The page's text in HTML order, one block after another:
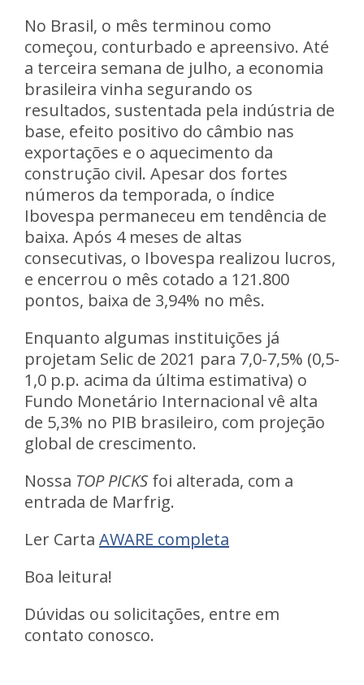
No Brasil, o mês terminou como
começou, conturbado e apreensivo. Até
a terceira semana de julho, a economia
brasileira vinha segurando os
resultados, sustentada pela indústria de
base, efeito positivo do câmbio nas
exportações e o aquecimento da
construção civil. Apesar dos fortes
números da temporada, o índice
Ibovespa permaneceu em tendência de
baixa. Após 4 meses de altas
consecutivas, o Ibovespa realizou lucros,
e encerrou o mês cotado a 121.800
pontos, baixa de 3,94% no mês.
Enquanto algumas instituições já
projetam Selic de 2021 para 7,0-7,5% (0,5-
1,0 p.p. acima da última estimativa) o
Fundo Monetário Internacional vê alta
de 5,3% no PIB brasileiro, com projeção
global de crescimento.
Nossa TOP PICKS foi alterada, com a
entrada de Marfrig.
Ler Carta AWARE completa
Boa leitura!
Dúvidas ou solicitações, entre em
contato conosco.